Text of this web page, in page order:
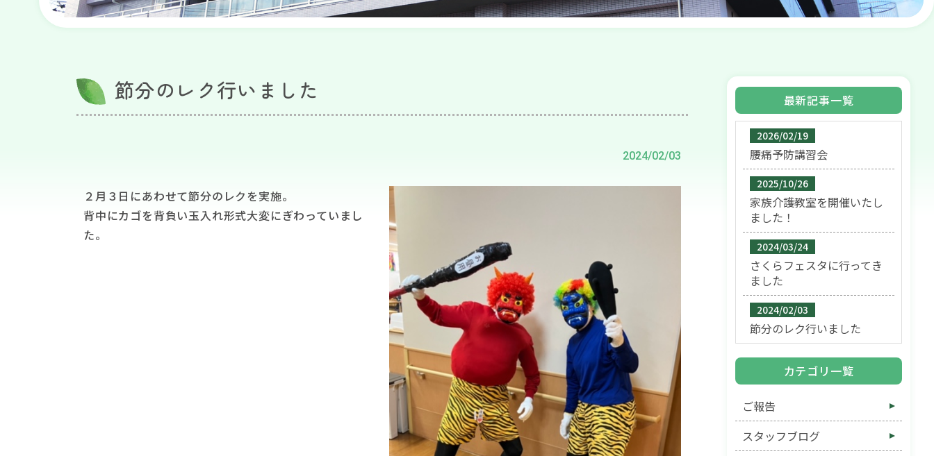
節分のレク行いました
2024/02/03
２月３日にあわせて節分のレクを実施。
背中にカゴを背負い玉入れ形式大変にぎわっていまし
た。
最新記事一覧
2026/02/19
腰痛予防講習会
2025/10/26
家族介護教室を開催いたし
ました！
2024/03/24
さくらフェスタに行ってき
ました
2024/02/03
節分のレク行いました
カテゴリ一覧
ご報告
スタッフブログ